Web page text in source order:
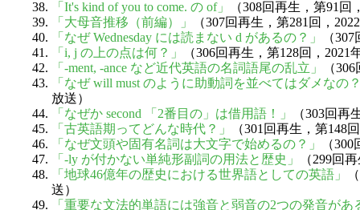
「It's kind of you to come. の of」
（308回再生，第91回
「大母音推移（前編）」
（307回再生，第281回，
「なぜ Wednesday には読まない d があるの？」
（
「i, j の上の点は何？」
（306回再生，第128回，2021
「-ment, -ance など近代英語の名詞語尾の乱立」
（
「なぜ will must のように助動詞を並べてはダメなの
放送）
「なぜか second 「2番目の」は借用語！」
（303回再
「古英語期ってどんな時代？」
（301回再生，第148
「なぜ文頭や固有名詞は大文字で始めるの？」
（
「-ly が付かない単純形副詞の用法と歴史」
（299回
「地球46億年の歴史における世界語としての英語」
送）
「重要な文法的単語には強音と弱音の2つの発音があ